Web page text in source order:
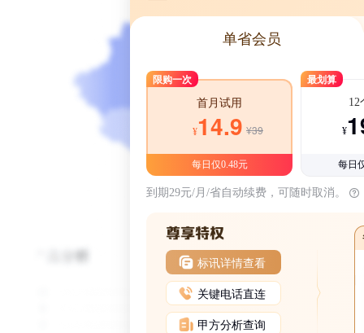
单省会员
限购一次
首月试用
¥14.9 ¥39
每日仅0.48元
最划算
12
¥
每日
到期29元/月/省自动续费，可随时取消。
标讯详情查看
关键电话直连
甲方分析查询